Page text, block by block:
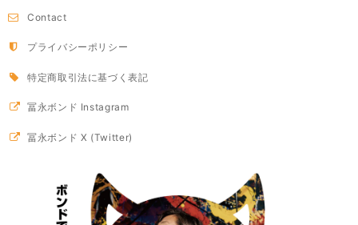
Contact
プライバシーポリシー
特定商取引法に基づく表記
冨永ボンド Instagram
冨永ボンド X (Twitter)